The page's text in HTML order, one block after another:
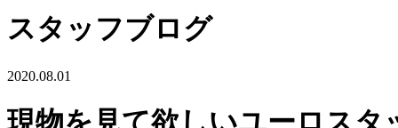
スタッフブログ
2020.08.01